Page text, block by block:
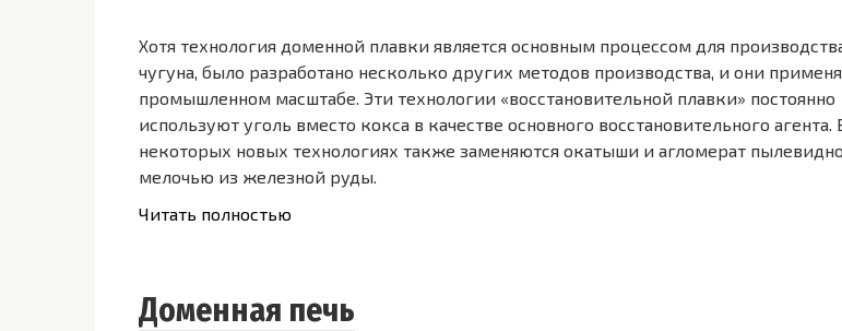
Хотя технология доменной плавки является основным процессом для
чугуна, было разработано несколько других методов производства, и они
промышленном масштабе. Эти технологии «восстановительной плавки» постоянно
используют уголь вместо кокса в качестве основного восстановительного агента.
некоторых новых технологиях также заменяются окатыши и агломерат
мелочью из железной руды.
Читать полностью
Доменная печь